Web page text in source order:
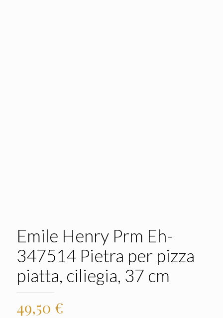
Emile Henry Prm Eh-
347514 Pietra per pizza
piatta, ciliegia, 37 cm
49,50 €